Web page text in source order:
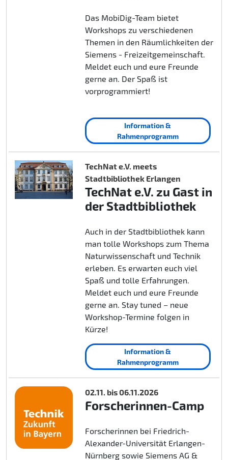
Das MobiDig-Team bietet
Workshops zu verschiedenen
Themen in den Räumlichkeiten der
Siemens - Freizeitgemeinschaft.
Meldet euch und eure Freunde
gerne an. Der Spaß ist
vorprogrammiert!
Information &
Rahmenprogramm
TechNat e.V. meets
Stadtbibliothek Erlangen
TechNat e.V. zu Gast in
der Stadtbibliothek
Auch in der Stadtbibliothek kann
man tolle Workshops zum Thema
Naturwissenschaft und Technik
erleben. Es erwarten euch viel
Spaß und tolle Erfahrungen.
Meldet euch und eure Freunde
gerne an. Stay tuned – neue
Workshop-Termine folgen in
Kürze!
Information &
Rahmenprogramm
02.11. bis 06.11.2026
Forscherinnen-Camp
Forscherinnen bei Friedrich-
Alexander-Universität Erlangen-
Nürnberg sowie Siemens AG &